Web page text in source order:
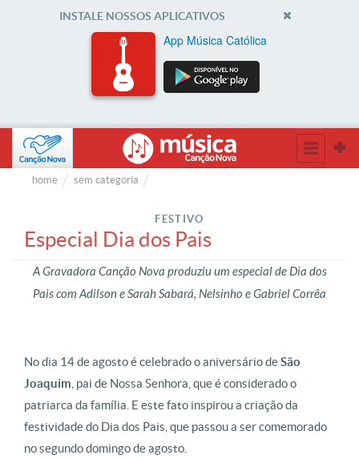
INSTALE NOSSOS APLICATIVOS
App Música Católica
home sem categoria
FESTIVO
Especial Dia dos Pais
A Gravadora Canção Nova produziu um especial de Dia dos
Pais com Adilson e Sarah Sabará, Nelsinho e Gabriel Corrêa
No dia 14 de agosto é celebrado o aniversário deSão
Joaquim , pai de Nossa Senhora, que é considerado o
patriarca da família. E este fato inspirou a criação da
festividade do Dia dos Pais, que passou a ser comemorado
no segundo domingo de agosto.